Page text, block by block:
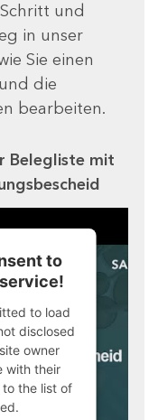
und
in unser
Sie einen
die
bearbeiten.
Belegliste mit
to
to load
disclosed
owner
with their
the list of